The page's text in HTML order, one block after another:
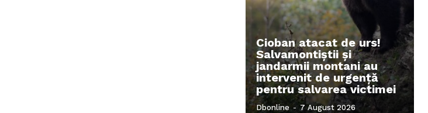
Cioban atacat de urs!
Salvamontiștii și
jandarmii montani au
intervenit de urgență
pentru salvarea victimei
Dbonline - 7 August 2026